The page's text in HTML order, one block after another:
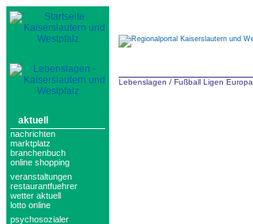
aktuell
nachrichten
marktplatz
branchenbuch
online shopping
veranstaltungen
restaurantfuehrer
wetter aktuell
lotto online
psychosozialer
Lebenslagen / Fußball Ligen Europa